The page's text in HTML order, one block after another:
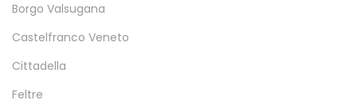
Borgo Valsugana
Castelfranco Veneto
Cittadella
Feltre